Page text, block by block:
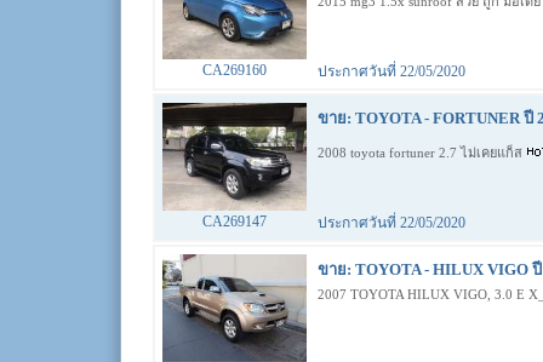
CA269160 ประกาศวันที่ 22/05/2020
ขาย: TOYOTA - FORTUNER ปี
2008 toyota fortuner 2.7 ไม่เคยแก็ส
CA269147 ประกาศวันที่ 22/05/2020
ขาย: TOYOTA - HILUX VIGO
2007 TOYOTA HILUX VIGO, 3.0 E